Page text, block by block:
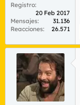
Registro
20 Feb 2017
Mensajes
31.136
Reacciones
26.571